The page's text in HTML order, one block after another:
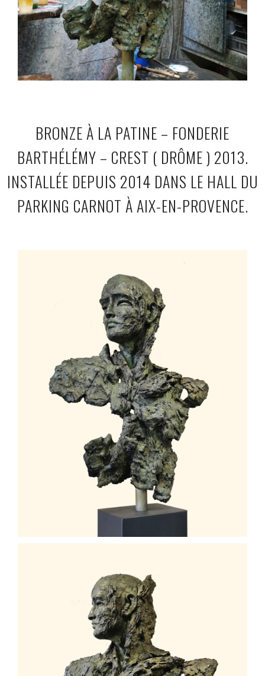
BRONZE À LA PATINE – FONDERIE
BARTHÉLÉMY – CREST ( DRÔME ) 2013.
INSTALLÉE DEPUIS 2014 DANS LE HALL DU
PARKING CARNOT À AIX-EN-PROVENCE.